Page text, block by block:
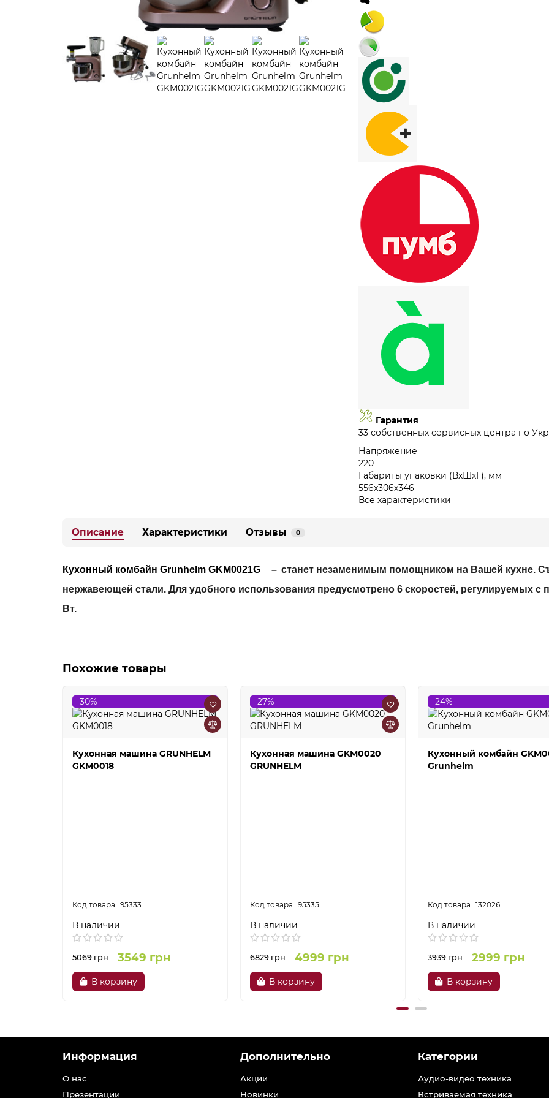
Гарантия
33 собственных сервисных центра по
Напряжение
220
Габариты упаковки (ВхШхГ), мм
556x306x346
Все характеристики
Описание Характеристики Отзывы 0
Кухонный комбайн Grunhelm GKM0021G – станет незаменимым помощником на Вашей кухне.
нержавеющей стали. Для удобного использования предусмотрено 6 скоростей, регулируемых
Вт.
Похожие товары
-30%
Кухонная машина GRUNHELM
GKM0018
95333
В наличии
5069 грн 3549 грн
В корзину
-27%
Кухонная машина GKM0020
GRUNHELM
95335
В наличии
6829 грн 4999 грн
В корзину
-24%
Кухонный комбайн
Grunhelm
132026
В наличии
3939 грн 2999 грн
В корзину
Информация
О нас
Презентации
Дополнительно
Акции
Новинки
Категории
Аудио-видео техника
Встриваемая техника